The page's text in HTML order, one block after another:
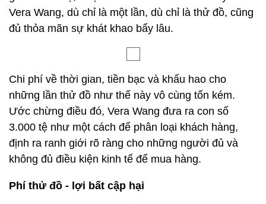
Vera Wang, dù chỉ là một lần, dù chỉ là thử đồ, cũng
đủ thỏa mãn sự khát khao bấy lâu.
Chi phí về thời gian, tiền bạc và khấu hao cho
những lần thử đồ như thế này vô cùng tốn kém.
Ước chừng điều đó, Vera Wang đưa ra con số
3.000 tệ như một cách để phân loại khách hàng,
định ra ranh giới rõ ràng cho những người đủ và
không đủ điều kiện kinh tế để mua hàng.
Phí thử đồ - lợi bất cập hại